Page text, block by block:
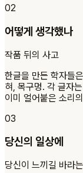
02
어떻게 생각했나
작품 뒤의 사고
한글을 만든 학자들
혀, 목구멍. 각 글자
이미 얼어붙은 소리
03
당신의 일상에
당신이 느끼길 바라